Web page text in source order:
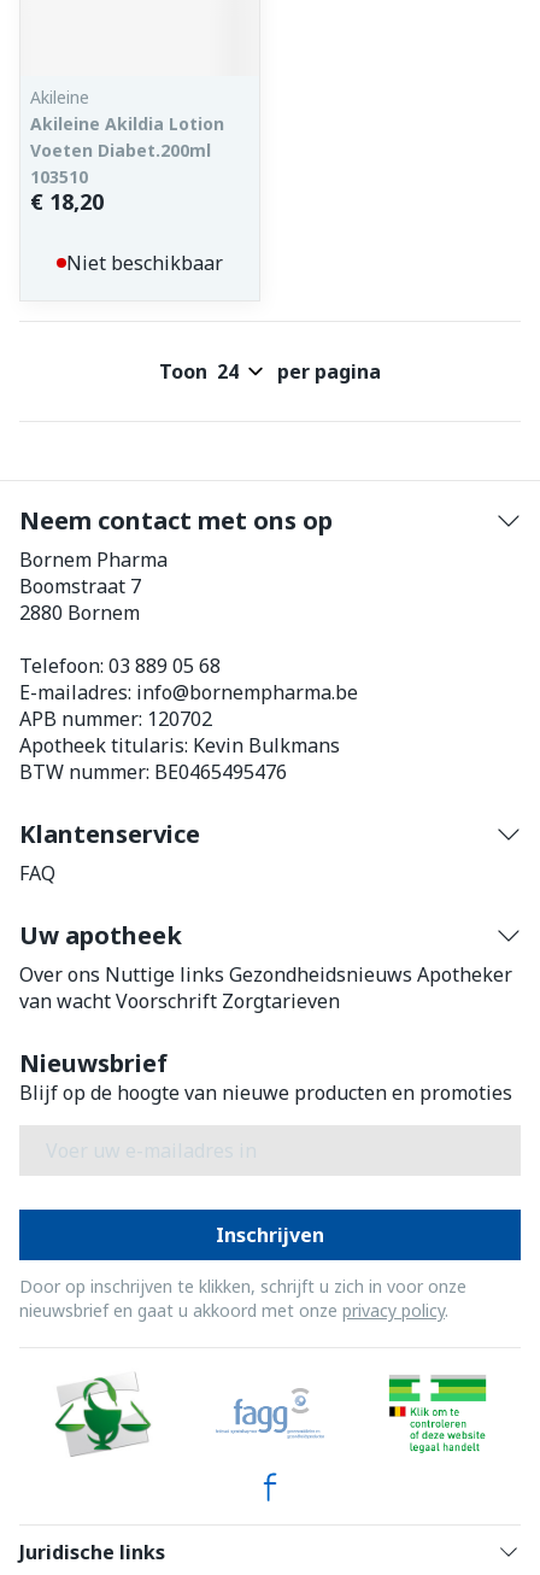
Akileine
Akileine Akildia Lotion
Voeten Diabet.200ml
103510
€ 18,20
Niet beschikbaar
Toon per pagina
Neem contact met ons op
Bornem Pharma
Boomstraat 7
2880 Bornem
Telefoon: 03 889 05 68
E-mailadres: info@bornempharma.be
APB nummer: 120702
Apotheek titularis: Kevin Bulkmans
BTW nummer: BE0465495476
Klantenservice
FAQ
Uw apotheek
Over ons Nuttige links Gezondheidsnieuws Apotheker
van wachtVoorschrift Zorgtarieven
Nieuwsbrief
Blijf op de hoogte van nieuwe producten en promoties
Inschrijven
Door op inschrijven te klikken, schrijft u zich in voor onze
nieuwsbrief en gaat u akkoord met onze privacy policy.
Juridische links